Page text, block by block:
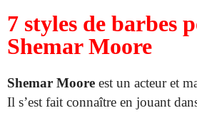
7 styles de barbes
Shemar Moore
Shemar Moore est un acteur et
Il s’est fait connaître en jouant